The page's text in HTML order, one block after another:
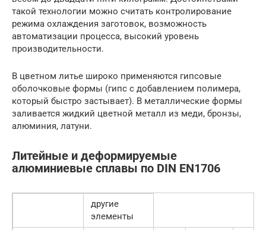
такой технологии можно считать контролирование
режима охлаждения заготовок, возможность
автоматизации процесса, высокий уровень
производительности.
В цветном литье широко применяются гипсовые
оболочковые формы (гипс с добавлением полимера,
который быстро застывает). В металлические формы
заливается жидкий цветной металл из меди, бронзы,
алюминия, латуни.
Литейные и деформируемые
алюминиевые сплавы по DIN EN1706
другие
элементы